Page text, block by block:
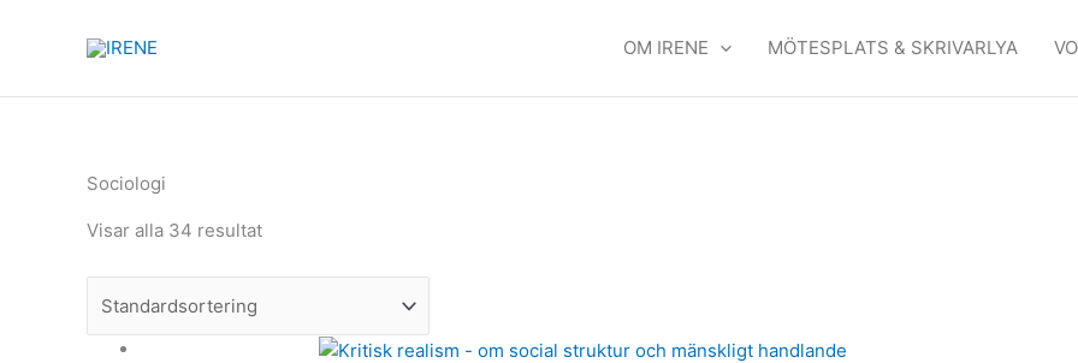
OM IRENE MÖTESPLATS & SKRIVARLYA
Sociologi
Visar alla 34 resultat